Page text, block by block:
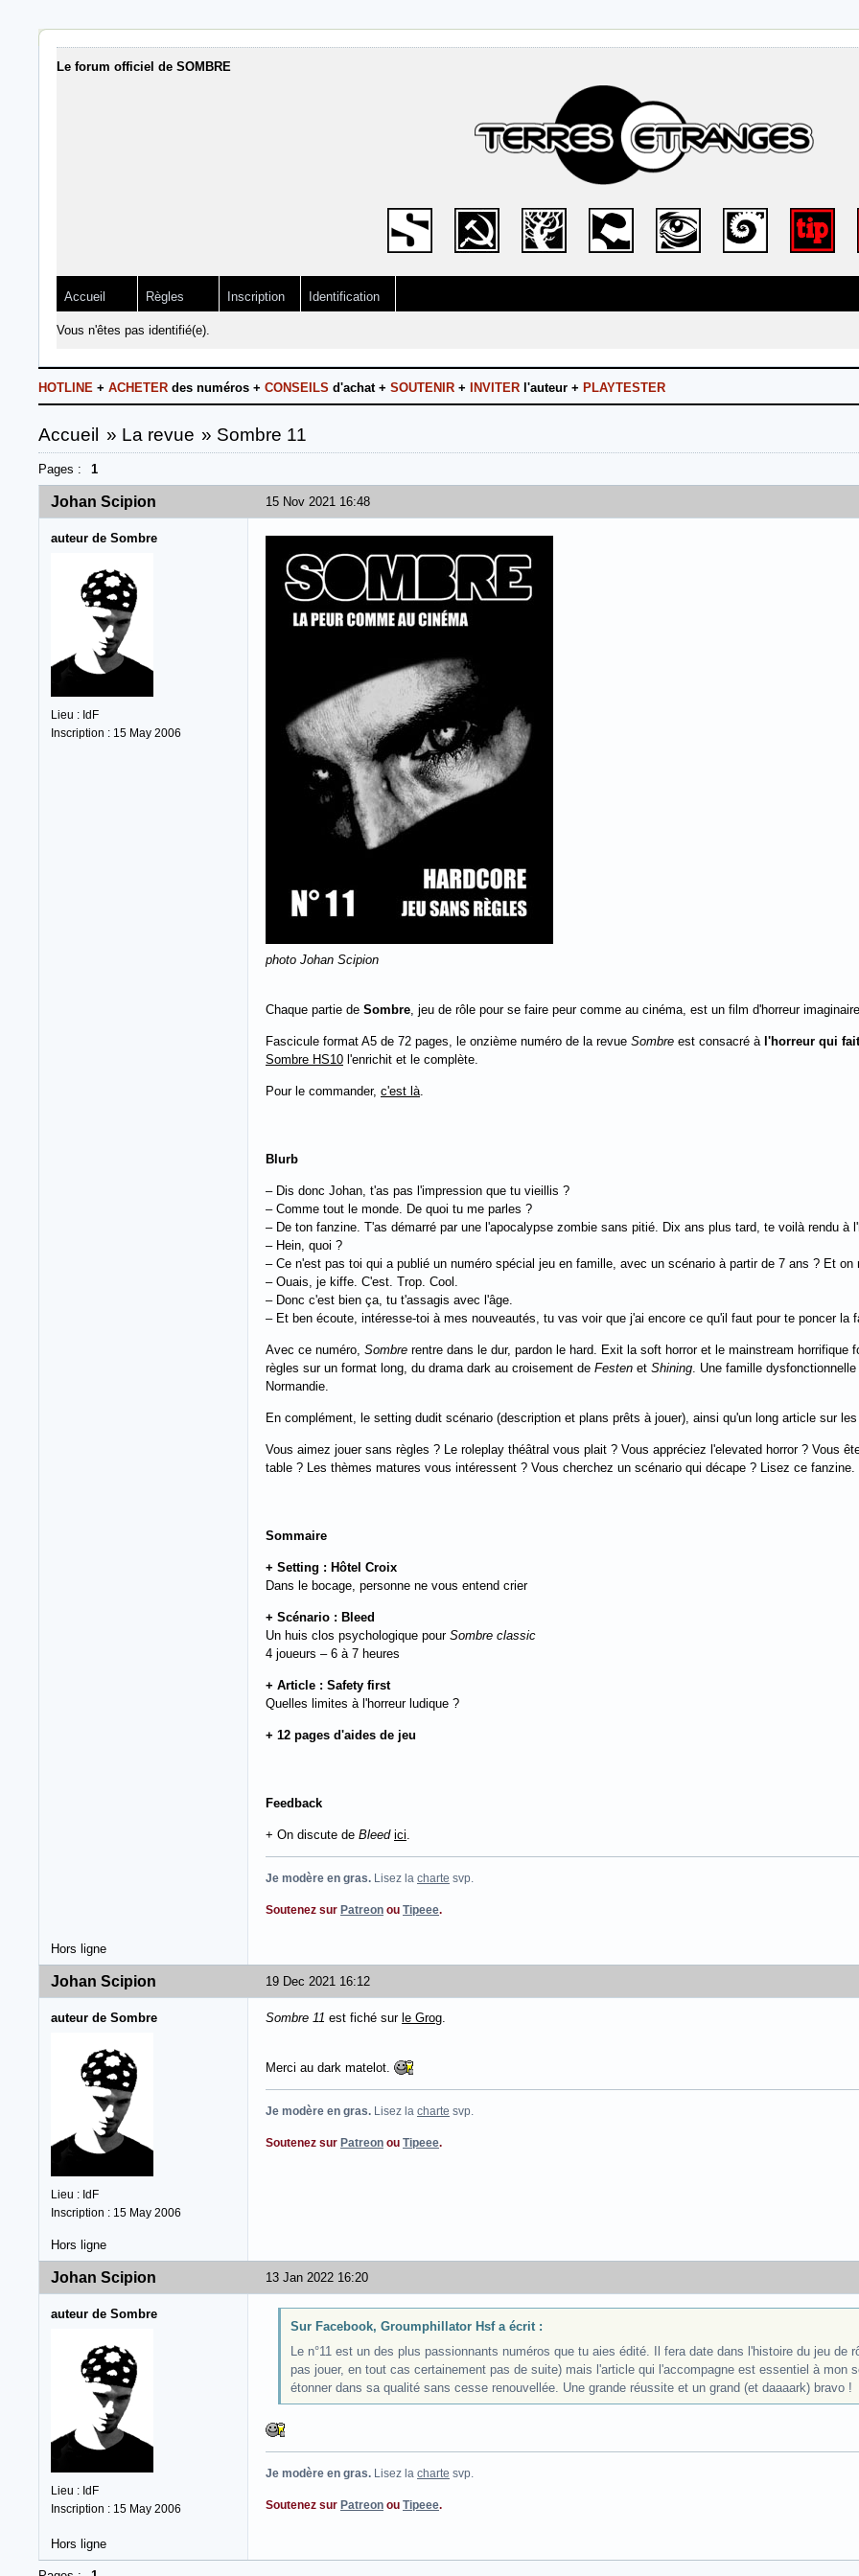
Le forum officiel de SOMBRE
Accueil Règles Inscription Identification
Vous n'êtes pas identifié(e).
HOTLINE + ACHETER des numéros + CONSEILS d'achat + SOUTENIR + INVITER l'auteur + PLAYTESTER
Accueil » La revue » Sombre 11
Pages : 1
15 Nov 2021 16:48
Johan Scipion
auteur de Sombre
Lieu : IdF
Inscription : 15 May 2006
photo Johan Scipion
Chaque partie de Sombre , jeu de rôle pour se faire peur comme au cinéma, est un film d'horreur
Fascicule format A5 de 72 pages, le onzième numéro de la revue Sombre est consacré à l'horreur qui
Sombre HS10 l'enrichit et le complète.
Pour le commander, c'est là
Blurb
– Dis donc Johan, t'as pas l'impression que tu vieillis ?
– Comme tout le monde. De quoi tu me parles ?
– De ton fanzine. T'as démarré par une l'apocalypse zombie sans pitié. Dix ans plus tard, te voilà rendu à
– Hein, quoi ?
– Ce n'est pas toi qui a publié un numéro spécial jeu en famille, avec un scénario à partir de 7 ans ? Et
– Ouais, je kiffe. C'est. Trop. Cool.
– Donc c'est bien ça, tu t'assagis avec l'âge.
– Et ben écoute, intéresse-toi à mes nouveautés, tu vas voir que j'ai encore ce qu'il faut pour te poncer la
Avec ce numéro, Sombre rentre dans le dur, pardon le hard. Exit la soft horror et le mainstream
règles sur un format long, du drama dark au croisement de Festen et Shining . Une famille
Normandie.
En complément, le setting dudit scénario (description et plans prêts à jouer), ainsi qu'un long article sur
Vous aimez jouer sans règles ? Le roleplay théâtral vous plait ? Vous appréciez l'elevated horror ? Vous
table ? Les thèmes matures vous intéressent ? Vous cherchez un scénario qui décape ? Lisez ce fanzine.
Sommaire
+ Setting : Hôtel Croix
Dans le bocage, personne ne vous entend crier
+ Scénario : Bleed
Un huis clos psychologique pour Sombre classic
4 joueurs – 6 à 7 heures
+ Article : Safety first
Quelles limites à l'horreur ludique ?
+ 12 pages d'aides de jeu
Feedback
+ On discute de Bleed ici
Je modère en gras. Lisez la charte svp.
Soutenez sur Patreon ou Tipeee.
Hors ligne
19 Dec 2021 16:12
Johan Scipion
auteur de Sombre
Lieu : IdF
Inscription : 15 May 2006
Sombre 11 est fiché sur le Grog
Merci au dark matelot.
Je modère en gras. Lisez la charte svp.
Soutenez sur Patreon ou Tipeee.
Hors ligne
13 Jan 2022 16:20
Johan Scipion
auteur de Sombre
Lieu : IdF
Inscription : 15 May 2006
Sur Facebook, Groumphillator Hsf a écrit :
Le n°11 est un des plus passionnants numéros que tu aies édité. Il fera date dans l'histoire du jeu
pas jouer, en tout cas certainement pas de suite) mais l'article qui l'accompagne est essentiel à mon
étonner dans sa qualité sans cesse renouvellée. Une grande réussite et un grand (et daaaark) bravo !
Je modère en gras. Lisez la charte svp.
Soutenez sur Patreon ou Tipeee.
Hors ligne